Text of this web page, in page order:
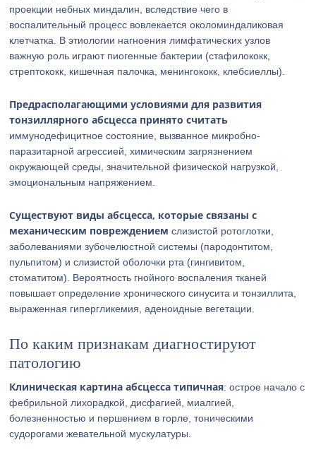
проекции небных миндалин, вследствие чего в
воспалительный процесс вовлекается околоминдаликовая
клетчатка. В этиологии нагноения лимфатических узлов
важную роль играют пиогенные бактерии (стафилококк,
стрептококк, кишечная палочка, менингококк, клебсиеллы).
Предрасполагающими условиями для развития
тонзиллярного абсцесса принято считать
иммунодефицитное состояние, вызванное микробно-
паразитарной агрессией, химическим загрязнением
окружающей среды, значительной физической нагрузкой,
эмоциональным напряжением.
Существуют виды абсцесса, которые связаны с
механическим повреждением слизистой ротоглотки,
заболеваниями зубочелюстной системы (пародонтитом,
пульпитом) и слизистой оболочки рта (гингивитом,
стоматитом). Вероятность гнойного воспаления тканей
повышает определение хронического синусита и тонзиллита,
выраженная гипергликемия, аденоидные вегетации.
По каким признакам диагностируют
патологию
Клиническая картина абсцесса типичная: острое начало с
фебрильной лихорадкой, дисфагией, миалгией,
болезненностью и першением в горле, тоническими
судорогами жевательной мускулатуры.